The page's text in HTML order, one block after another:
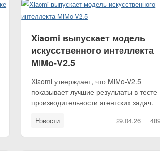
Xiaomi выпускает модель
искусственного интеллекта
MiMo-V2.5
Xiaomi утверждает, что MiMo-V2.5
показывает лучшие результаты в тесте
производительности агентских задач.
Новости 29.04.26